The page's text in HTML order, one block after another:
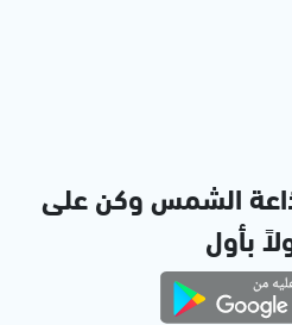
الشمس وكن على
بأول